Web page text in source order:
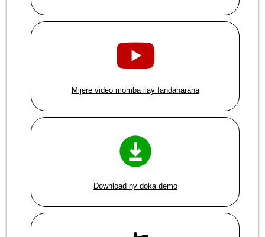
Mijere video momba ilay fandaharana
Download ny doka demo